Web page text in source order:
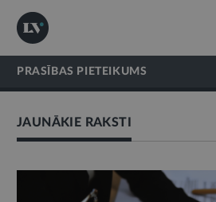
PRASĪBAS PIETEIKUMS
JAUNĀKIE RAKSTI